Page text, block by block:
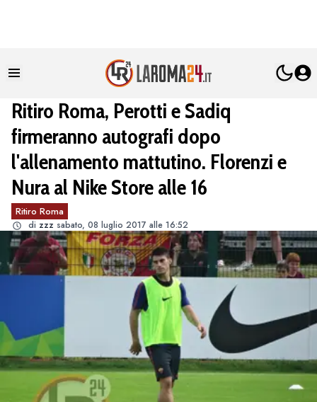
Ritiro Roma, Perotti e Sadiq
firmeranno autografi dopo
l'allenamento mattutino. Florenzi e
Nura al Nike Store alle 16
Ritiro Roma
di zzz sabato, 08 luglio 2017 alle 16:52